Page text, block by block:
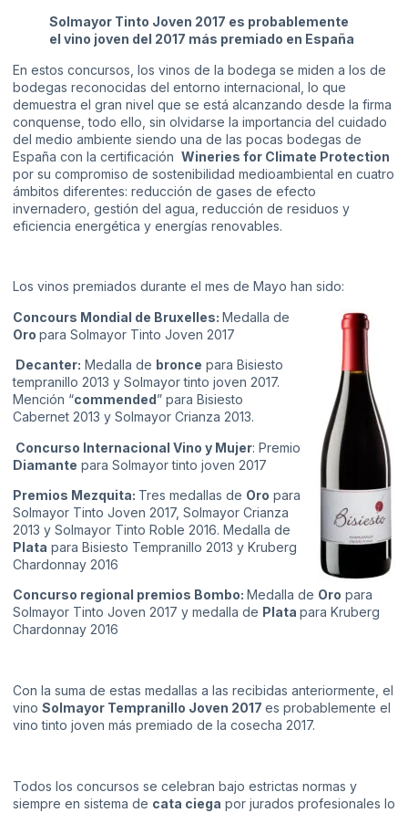
Solmayor Tinto Joven 2017 es probablemente
el vino joven del 2017 más premiado en España
En estos concursos, los vinos de la bodega se miden a los de
bodegas reconocidas del entorno internacional, lo que
demuestra el gran nivel que se está alcanzando desde la firma
conquense, todo ello, sin olvidarse la importancia del cuidado
del medio ambiente siendo una de las pocas bodegas de
España con la certificación Wineries for Climate Protection
por su compromiso de sostenibilidad medioambiental en cuatro
ámbitos diferentes: reducción de gases de efecto
invernadero, gestión del agua, reducción de residuos y
eficiencia energética y energías renovables.
Los vinos premiados durante el mes de Mayo han sido:
Concours Mondial de Bruxelles: Medalla de
Oro para Solmayor Tinto Joven 2017
Decanter: Medalla de bronce para Bisiesto
tempranillo 2013 y Solmayor tinto joven 2017.
Mención “commended” para Bisiesto
Cabernet 2013 y Solmayor Crianza 2013.
Concurso Internacional Vino y Mujer: Premio
Diamante para Solmayor tinto joven 2017
Premios Mezquita: Tres medallas de Oro para
Solmayor Tinto Joven 2017, Solmayor Crianza
2013 y Solmayor Tinto Roble 2016. Medalla de
Plata para Bisiesto Tempranillo 2013 y Kruberg
Chardonnay 2016
Concurso regional premios Bombo: Medalla de Oro para
Solmayor Tinto Joven 2017 y medalla de Plata para Kruberg
Chardonnay 2016
Con la suma de estas medallas a las recibidas anteriormente, el
vino Solmayor Tempranillo Joven 2017 es probablemente el
vino tinto joven más premiado de la cosecha 2017.
Todos los concursos se celebran bajo estrictas normas y
siempre en sistema de cata ciega por jurados profesionales lo